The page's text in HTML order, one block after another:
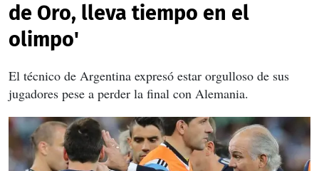
de Oro, lleva tiempo en el
olimpo'
El técnico de Argentina expresó estar orgulloso de sus
jugadores pese a perder la final con Alemania.